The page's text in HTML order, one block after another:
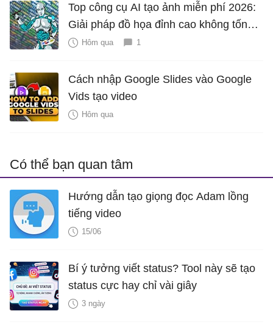
Top công cụ AI tạo ảnh miễn phí 2026:
Giải pháp đồ họa đỉnh cao không tốn
phíHôm qua 1
Cách nhập Google Slides vào Google
Vids tạo video
Hôm qua
Có thể bạn quan tâm
Hướng dẫn tạo giọng đọc Adam lồng
tiếng video
15/06
Bí ý tưởng viết status? Tool này sẽ tạo
status cực hay chỉ vài giây
3 ngày